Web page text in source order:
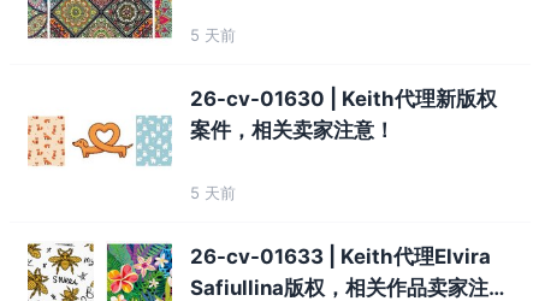
5 天前
26-cv-01630 | Keith代理新版权
案件，相关卖家注意！
5 天前
26-cv-01633 | Keith代理Elvira
Safiullina版权，相关作品卖家注